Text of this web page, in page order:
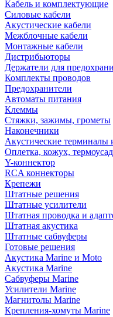
Кабель и комплектующие
Силовые кабели
Акустические кабели
Межблочные кабели
Монтажные кабели
Дистрибьюторы
Держатели для
Комплекты проводов
Предохранители
Автоматы питания
Клеммы
Стяжки, зажимы, грометы
Наконечники
Акустические терминалы
Оплетка, кожух,
Y-коннектор
RCA коннекторы
Крепежи
Штатные решения
Штатные усилители
Штатная проводка и
Штатная акустика
Штатные сабвуферы
Готовые решения
Акустика Marine и Moto
Акустика Marine
Сабвуферы Marine
Усилители Marine
Магнитолы Marine
Крепления-хомуты Marine